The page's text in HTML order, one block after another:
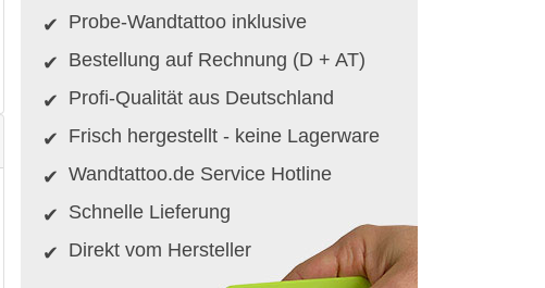
Probe-Wandtattoo inklusive
Bestellung auf Rechnung (D + AT)
Profi-Qualität aus Deutschland
Frisch hergestellt - keine Lagerware
Wandtattoo.de Service Hotline
Schnelle Lieferung
Direkt vom Hersteller